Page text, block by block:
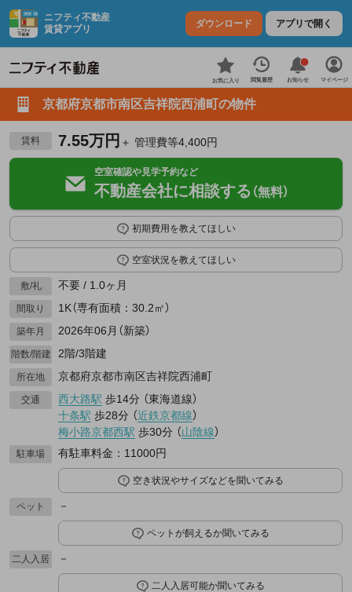
ニフティ不動産
賃貸アプリ
ダウンロード アプリで開く
お気に入り 閲覧履歴 お知らせ マイページ
京都府京都市南区吉祥院西浦町の物件
賃料 7.55万円 ＋ 管理費等4,400円
空室確認や見学予約など
不動産会社に相談する （無料）
初期費用を教えてほしい
空室状況を教えてほしい
敷/礼 不要 / 1.0ヶ月
間取り 1K（専有面積：30.2㎡）
築年月 2026年06月（新築）
階数/階建 2階/3階建
所在地 京都府京都市南区吉祥院西浦町
交通 西大路駅 歩14分 （東海道線）
十条駅 歩28分 （近鉄京都線）
梅小路京都西駅 歩30分 （山陰線）
駐車場 有駐車料金：11000円
空き状況やサイズなどを聞いてみる
ペット －
ペットが飼えるか聞いてみる
二人入居 －
二人入居可能か聞いてみる